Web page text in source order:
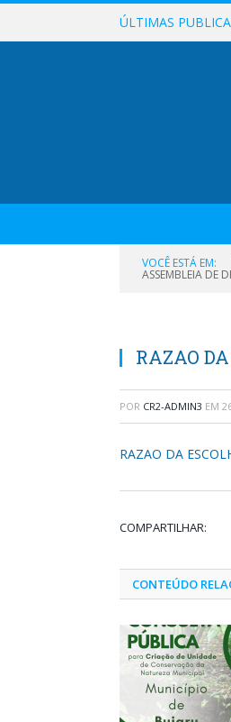
ÚLTIMAS
VOCÊ ESTÁ EM:
ASSEMBLEIA DE
RAZAO DA
POR CR2-ADMIN3 EM
RAZAO DA
COMPARTILHAR:
CONTEÚDO